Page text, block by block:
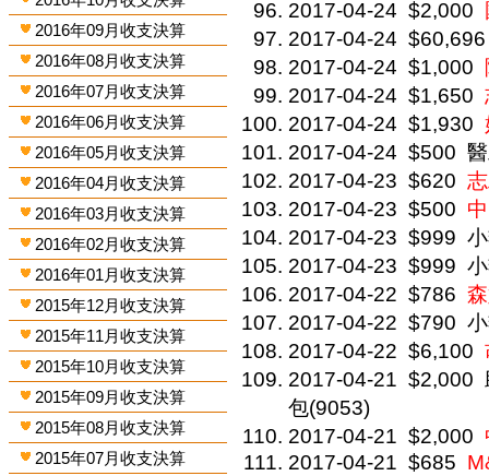
2016年09月收支決算
2016年08月收支決算
2016年07月收支決算
2016年06月收支決算
2016年05月收支決算
2016年04月收支決算
2016年03月收支決算
2016年02月收支決算
2016年01月收支決算
2015年12月收支決算
2015年11月收支決算
2015年10月收支決算
2015年09月收支決算
2015年08月收支決算
2015年07月收支決算
2017-04-24 $2,000
2017-04-24 $60,696
2017-04-24 $1,000
2017-04-24 $1,650
2017-04-24 $1,930
2017-04-24 $500
2017-04-23 $620
2017-04-23 $500
2017-04-23 $999
2017-04-23 $999
2017-04-22 $786
2017-04-22 $790
2017-04-22 $6,100
2017-04-21 $2,000
包(9053)
2017-04-21 $2,000
2017-04-21 $685